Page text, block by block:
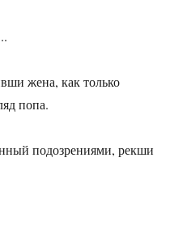
жена, как только
попа.
подозрениями, рекши